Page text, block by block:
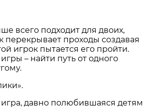
всего подходит для двоих,
перекрывает проходы создавая
игрок пытается его пройти.
– найти путь от одного
давно полюбившаяся детям